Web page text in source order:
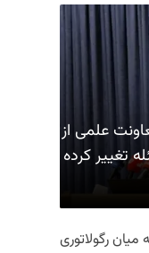
علمی از
تغییر کرده
رگولاتوری